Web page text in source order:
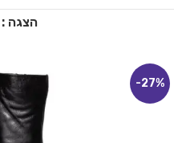
הצגה
-27%